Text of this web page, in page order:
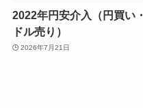
2022年円安介入（円買い・
ドル売り）
2026年7月21日